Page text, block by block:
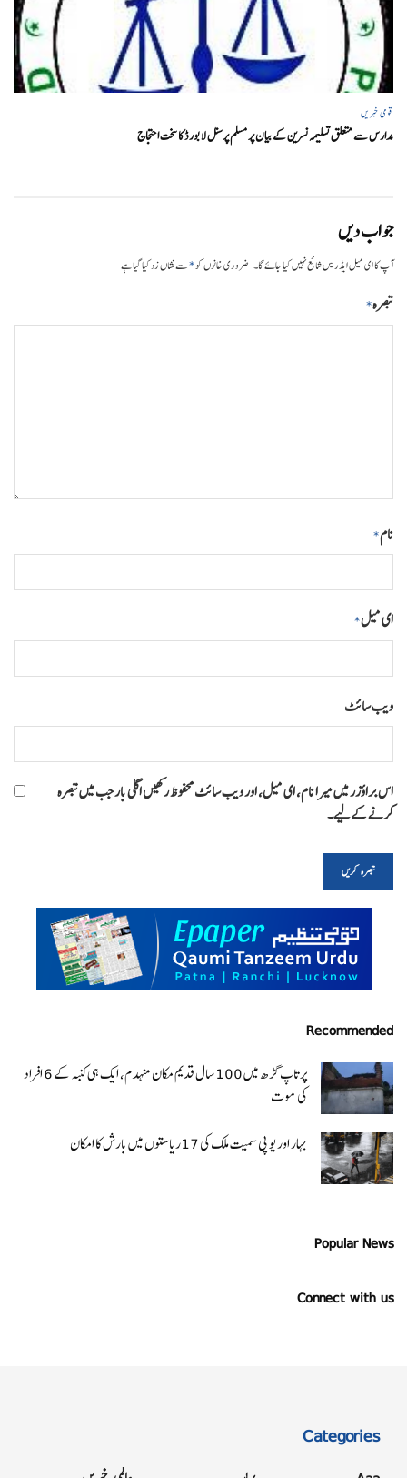
قومی خبریں
مدارس سے متعلق تسلیمہ نسرین کے بیان پر مسلم پرسنل لا بورڈ کا سخت احتجاج
جواب دیں
آپ کا ای میل ایڈریس شائع نہیں کیا جائے گا۔ ضروری خانوں کو*سے نشان زد کیا گیا ہے
تبصرہ*
نام*
ای میل*
ویب‌ سائٹ
اس براؤزر میں میرا نام، ای میل، اور ویب سائٹ محفوظ رکھیں اگلی بار جب میں تبصرہ
کرنے کےلیے۔
Recommended
پرتاپ گڑھ میں 100 سال قدیم مکان منہدم، ایک ہی کنبہ کے 6 افراد
کی موت
بہار اور یو پی سمیت ملک کی 17ریاستوں میں بارش کا امکان
Popular News
Connect with us
Categories